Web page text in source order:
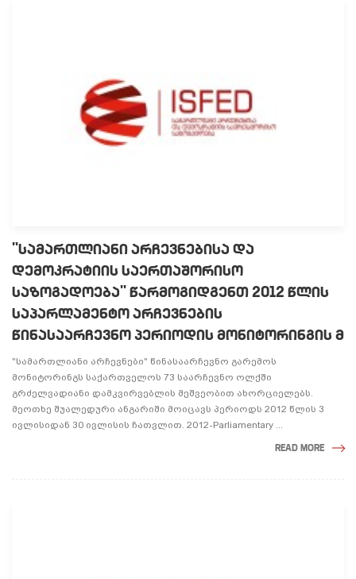
"ᲡᲐᲛᲐᲠᲗᲚᲘᲐᲜᲘ ᲐᲠᲩᲔᲕᲜᲔᲑᲘᲡᲐ ᲓᲐ
ᲓᲔᲛᲝᲙᲠᲐᲢᲘᲘᲡ ᲡᲐᲔᲠᲗᲐᲨᲝᲠᲘᲡᲝ
ᲡᲐᲖᲝᲒᲐᲓᲝᲔᲑᲐ" ᲬᲐᲠᲛᲝᲒᲘᲓᲒᲔᲜᲗ 2012 ᲬᲚᲘᲡ
ᲡᲐᲞᲐᲠᲚᲐᲛᲔᲜᲢᲝ ᲐᲠᲩᲔᲕᲜᲔᲑᲘᲡ
ᲬᲘᲜᲐᲡᲐᲐᲠᲩᲔᲕᲜᲝ ᲞᲔᲠᲘᲝᲓᲘᲡ ᲛᲝᲜᲘᲢᲝᲠᲘᲜᲒᲘᲡ Მ
"სამართლიანი არჩევნები" წინასაარჩევნო გარემოს
მონიტორინგს საქართველოს 73 საარჩევნო ოლქში
გრძელვადიანი დამკვირვებლის მეშვეობით ახორციელებს.
მეოთხე შუალედური ანგარიში მოიცავს პერიოდს 2012 წლის 3
ივლისიდან 30 ივლისის ჩათვლით. 2012-Parliamentary ...
READ MORE